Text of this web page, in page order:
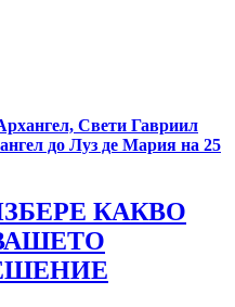
Свети Гавриил
до Луз де Мария на 25
КАКВО